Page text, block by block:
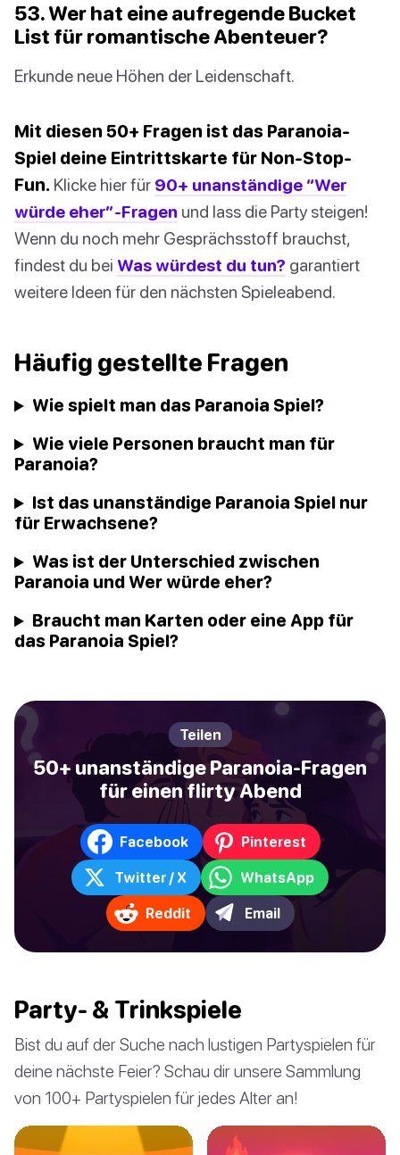
53. Wer hat eine aufregende Bucket
List für romantische Abenteuer?
Erkunde neue Höhen der Leidenschaft.
Mit diesen 50+ Fragen ist das Paranoia-
Spiel deine Eintrittskarte für Non-Stop-
Fun. Klicke hier für 90+ unanständige “Wer
würde eher”-Fragen und lass die Party steigen!
Wenn du noch mehr Gesprächsstoff brauchst,
findest du bei Was würdest du tun? garantiert
weitere Ideen für den nächsten Spieleabend.
Häufig gestellte Fragen
Wie spielt man das Paranoia Spiel?
Wie viele Personen braucht man für
Paranoia?
Ist das unanständige Paranoia Spiel nur
für Erwachsene?
Was ist der Unterschied zwischen
Paranoia und Wer würde eher?
Braucht man Karten oder eine App für
das Paranoia Spiel?
Teilen
50+ unanständige Paranoia-Fragen
für einen flirty Abend
Facebook Pinterest
Twitter / X WhatsApp
Reddit Email
Party- & Trinkspiele
Bist du auf der Suche nach lustigen Partyspielen für
deine nächste Feier? Schau dir unsere Sammlung
von 100+ Partyspielen für jedes Alter an!